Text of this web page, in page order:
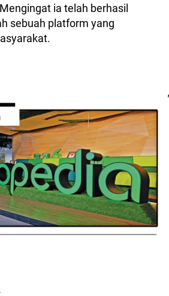
ia telah berhasil
sebuah platform yang